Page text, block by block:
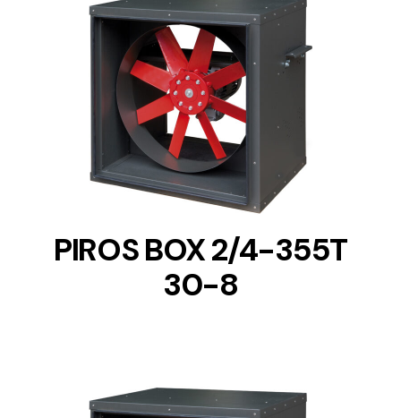
DETAILS
PIROS BOX 2/4-355T
30-8